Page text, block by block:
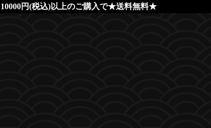
10000円(税込)以上のご購入で★送料無料★